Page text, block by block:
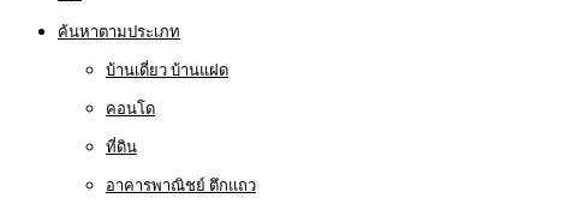
ค้นหาตามประเภท
บ้านเดี่ยว บ้านแฝด
คอนโด
ที่ดิน
อาคารพาณิชย์ ตึกแถว